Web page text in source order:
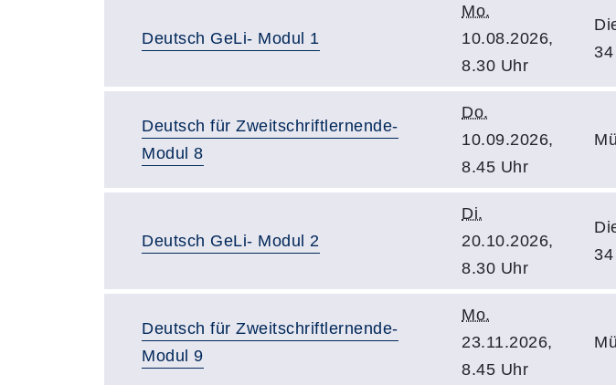
Deutsch GeLi- Modul 1
Mo.
10.08.2026,
8.30 Uhr
34
Deutsch für Zweitschriftlernende-
Modul 8
Do.
10.09.2026,
8.45 Uhr
Deutsch GeLi- Modul 2
Di.
20.10.2026,
8.30 Uhr
34
Deutsch für Zweitschriftlernende-
Modul 9
Mo.
23.11.2026,
8.45 Uhr